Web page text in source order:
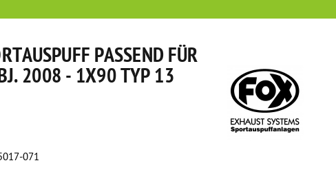
PASSEND FÜR
2008 - 1X90 TYP 13
071